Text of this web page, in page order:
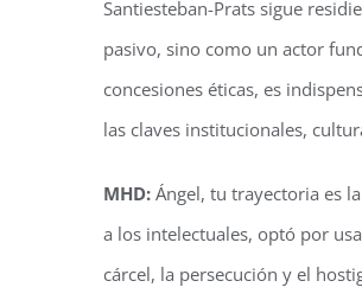
Santiesteban-Prats sigue
pasivo, sino como un actor
concesiones éticas, es
las claves institucionales,
MHD: Ángel, tu trayectoria es
a los intelectuales, optó por
cárcel, la persecución y el